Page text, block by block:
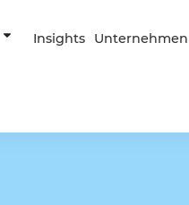
Insights Unternehmen